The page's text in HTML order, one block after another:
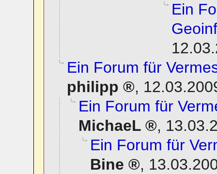
Ein
Ein Forum für
philipp
,
Ein Forum für
MichaeL
,
Ein Forum für
Bine
,